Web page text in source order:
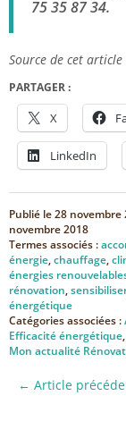
75 35 87 34.
Source de cet article
PARTAGER :
X
LinkedIn
Publié le28 novembre
novembre 2018
Termes associés :
énergie,chauffage,
énergies
rénovation,
énergétique
Catégories associées :
Efficacité énergétique,
Mon actualité
← Article